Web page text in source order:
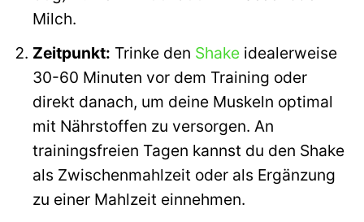
Milch.
Zeitpunkt: Trinke den Shakeidealerweise
30-60 Minuten vor dem Training oder
direkt danach, um deine Muskeln optimal
mit Nährstoffen zu versorgen. An
trainingsfreien Tagen kannst du den Shake
als Zwischenmahlzeit oder als Ergänzung
zu einer Mahlzeit einnehmen.